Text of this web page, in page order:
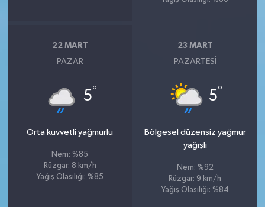
22 MART
PAZAR
5°
Orta kuvvetli yağmurlu
Nem: %85
Rüzgar: 8 km/h
Yağış Olasılığı: %85
23 MART
PAZARTESI
5°
Bölgesel düzensiz yağmur
yağışlı
Nem: %92
Rüzgar: 9 km/h
Yağış Olasılığı: %84